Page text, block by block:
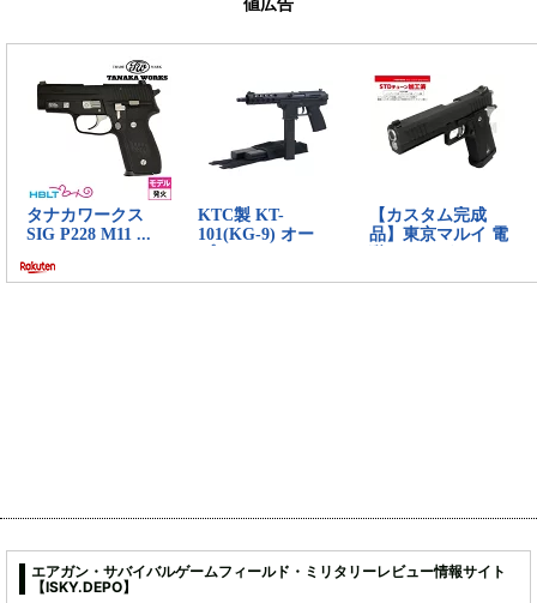
エアガン・サバイバルゲームフィールド・ミリタリーレビュー情報サイト
【ISKY.DEPO】